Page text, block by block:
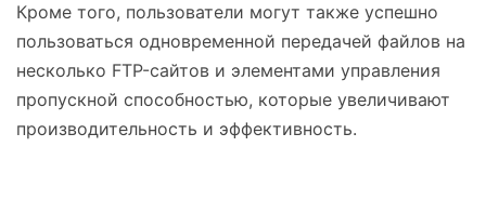
Кроме того, пользователи могут также успешно
пользоваться одновременной передачей файлов на
несколько FTP-сайтов и элементами управления
пропускной способностью, которые увеличивают
производительность и эффективность.